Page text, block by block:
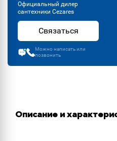
Официальный дилер
сантехники Cezares
Связаться
Можно написать или
позвонить
Описание и